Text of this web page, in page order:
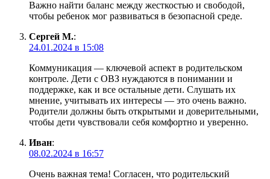
Важно найти баланс между жесткостью и свободой,
чтобы ребенок мог развиваться в безопасной среде.
Сергей М.:
24.01.2024 в 15:08
Коммуникация — ключевой аспект в родительском
контроле. Дети с ОВЗ нуждаются в понимании и
поддержке, как и все остальные дети. Слушать их
мнение, учитывать их интересы — это очень важно.
Родители должны быть открытыми и доверительными,
чтобы дети чувствовали себя комфортно и уверенно.
Иван:
08.02.2024 в 16:57
Очень важная тема! Согласен, что родительский